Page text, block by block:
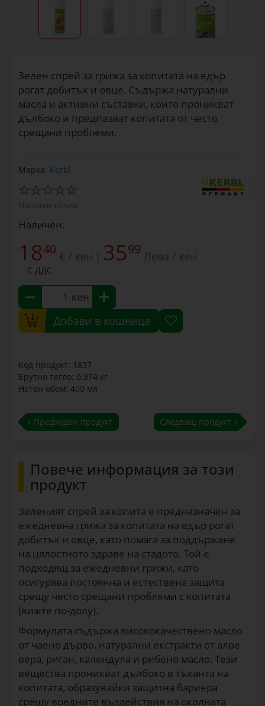
Зелен спрей за грижа за копитата на едър
рогат добитък и овце. Съдържа натурални
масла и активни съставки, които проникват
дълбоко и предпазват копитата от често
срещани проблеми.
Марка: Kerbl
Напиши отзив
Наличен.
1840 € / кен | 3599 Лева / кен
С ДДС
кен
Добави в кошница
Код продукт: 1837
Брутно тегло: 0.374 кг
Нетен обем: 400 мл
« Предходен продукт Следващ продукт »
Повече информация за този
продукт
Зеленият спрей за копита е предназначен за
ежедневна грижа за копитата на едър рогат
добитък и овце, като помага за поддържане
на цялостното здраве на стадото. Той е
подходящ за ежедневни грижи, като
осигурява постоянна и естествена защита
срещу често срещани проблеми с копитата
(вижте по-долу).
Формулата съдържа висококачествено масло
от чаено дърво, натурални екстракти от алое
вера, риган, календула и рибено масло. Тези
вещества проникват дълбоко в тъканта на
копитата, образувайки защитна бариера
срещу вредните въздействия на околната